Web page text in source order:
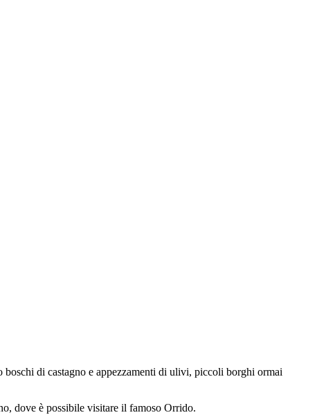
di castagno e appezzamenti di ulivi, piccoli borghi ormai
dove è possibile visitare il famoso Orrido.